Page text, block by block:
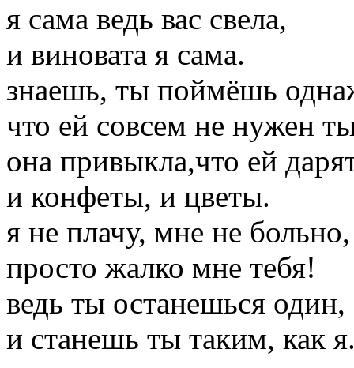
я сама ведь вас свела,
и виновата я сама.
знаешь, ты поймёшь
что ей совсем не нужен
она привыкла,что ей
и конфеты, и цветы.
я не плачу, мне не больно,
просто жалко мне тебя!
ведь ты останешься один,
и станешь ты таким, как